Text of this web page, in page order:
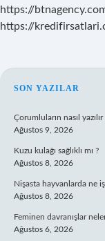
https://
https://
SON YAZILAR
Çorumluların nasıl yazılır
Ağustos 9, 2026
Kuzu kulağı sağlıklı mı ?
Ağustos 8, 2026
Nişasta hayvanlarda ne
Ağustos 8, 2026
Feminen davranışlar
Ağustos 6, 2026